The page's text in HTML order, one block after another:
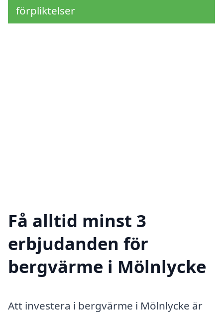
förpliktelser
Få alltid minst 3
erbjudanden för
bergvärme i Mölnlycke
Att investera i bergvärme i Mölnlycke är